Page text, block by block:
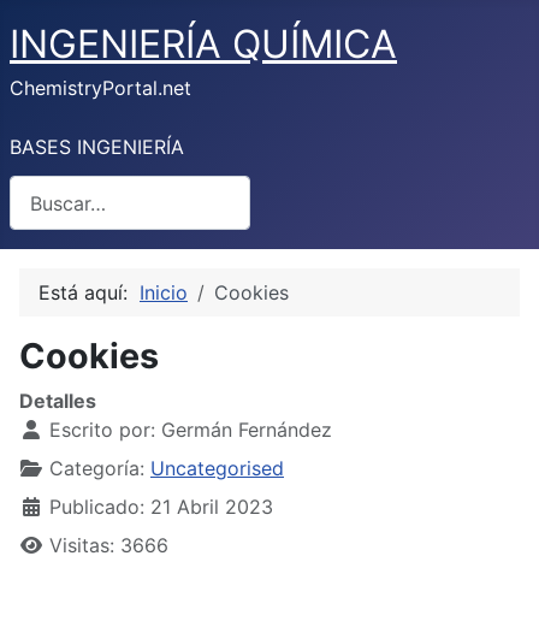
INGENIERÍA QUÍMICA
ChemistryPortal.net
BASES INGENIERÍA
Está aquí: Inicio Cookies
Cookies
Detalles
Escrito por: Germán Fernández
Categoría: Uncategorised
Publicado: 21 Abril 2023
Visitas: 3666